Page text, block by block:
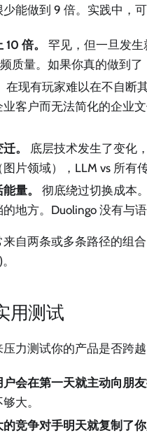
能做到 9 倍。实践中，
倍。
罕见，但一旦发生
质量。如果你真的做到了
在现有玩家难以在不自断
业客户而无法简化的企业
。
底层技术发生了变化
图片领域），LLM vs 所有
量。
彻底绕过切换成本
地方。Duolingo 没有与
自两条或多条路径的组合
用测试
力测试你的产品是否跨越
会在第一天就主动向朋
大。
竞争对手明天就复制了